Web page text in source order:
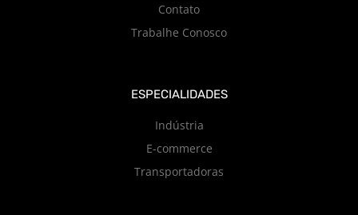
Contato
Trabalhe Conosco
ESPECIALIDADES
Indústria
E-commerce
Transportadoras